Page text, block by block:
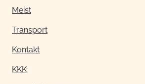
Meist
Transport
Kontakt
KKK